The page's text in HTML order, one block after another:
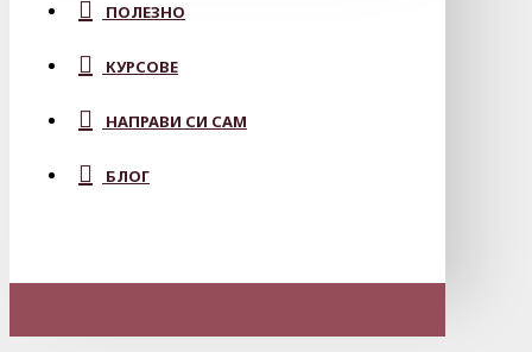
ПОЛЕЗНО
КУРСОВЕ
НАПРАВИ СИ САМ
БЛОГ